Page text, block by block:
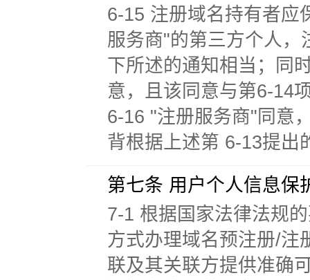
6-15 注册域名持有者应
服务商"的第三方个人，
下所述的通知相当；同
意，且该同意与第6-14
6-16 "注册服务商"同意
背根据上述第 6-13提出
第七条 用户个人信息保
7-1 根据国家法律法规
方式办理域名预注册/注
联及其关联方提供准确